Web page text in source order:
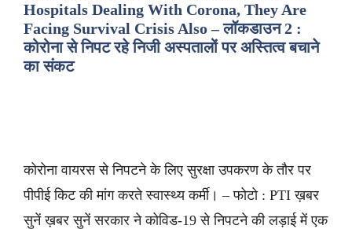
Hospitals Dealing With Corona, They Are
Facing Survival Crisis Also – लॉकडाउन 2 :
कोरोना से निपट रहे निजी अस्पतालों पर अस्तित्व बचाने
का संकट
कोरोना वायरस से निपटने के लिए सुरक्षा उपकरण के तौर पर
पीपीई किट की मांग करते स्वास्थ्य कर्मी। – फोटो : PTI ख़बर
सुनें ख़बर सुनें सरकार ने कोविड-19 से निपटने की लड़ाई में एक